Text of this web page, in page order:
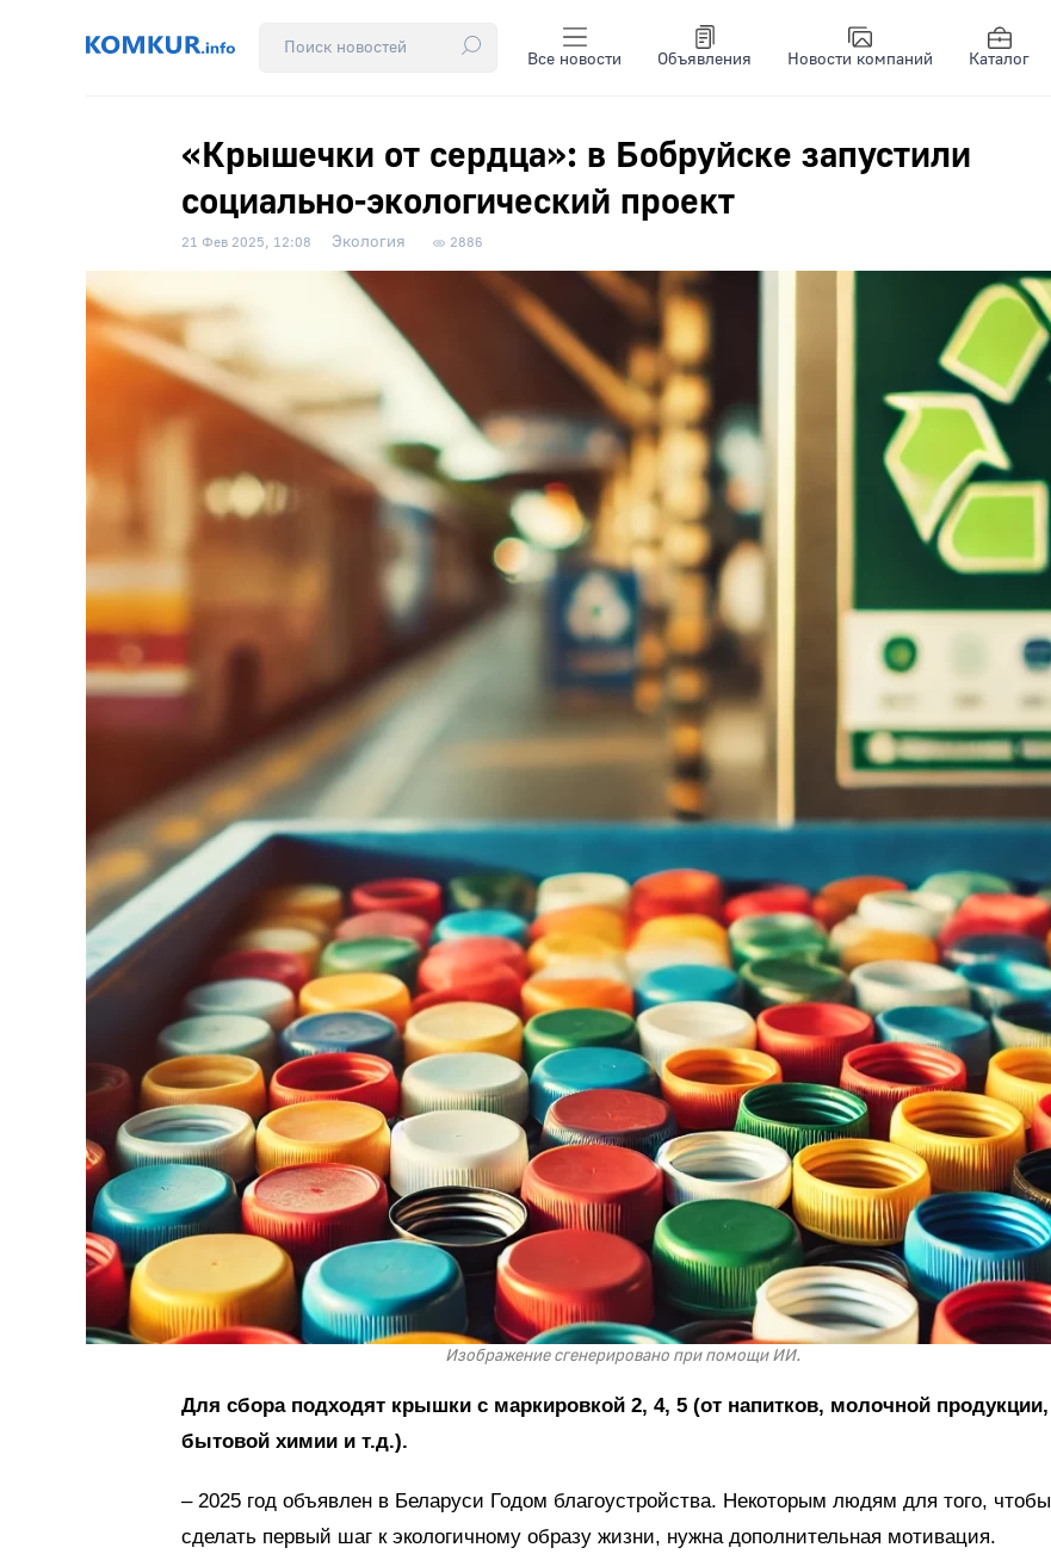
Все новости Объявления Новости компаний Каталог
«Крышечки от сердца»: в Бобруйске запустили
социально-экологический проект
21 Фев 2025, 12:08 Экология 2886
Изображение сгенерировано при помощи ИИ.
Для сбора подходят крышки с маркировкой 2, 4, 5 (от напитков, молочной продукции,
бытовой химии и т.д.).
– 2025 год объявлен в Беларуси Годом благоустройства. Некоторым людям для того, чтобы
сделать первый шаг к экологичному образу жизни, нужна дополнительная мотивация.